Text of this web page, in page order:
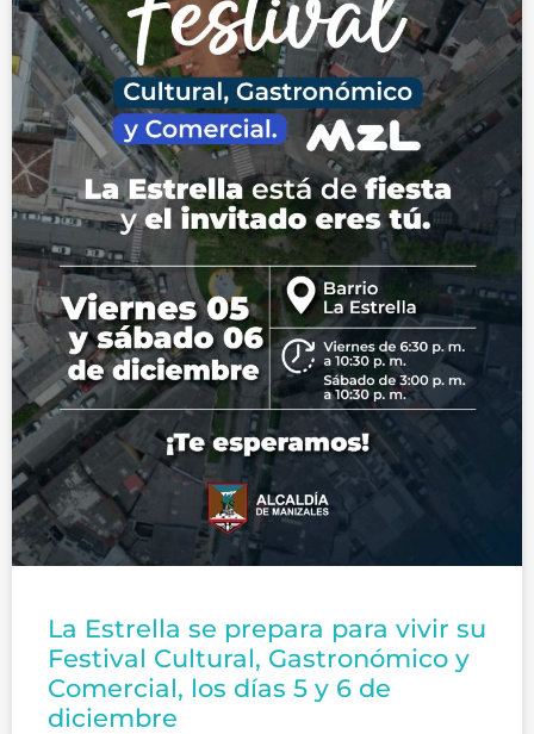
La Estrella se prepara para vivir su
Festival Cultural, Gastronómico y
Comercial, los días 5 y 6 de
diciembre